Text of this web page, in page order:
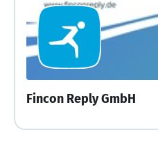
Fincon Reply GmbH